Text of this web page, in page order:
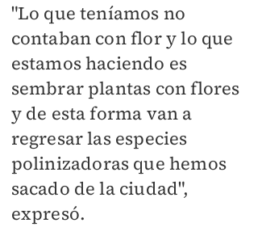
"Lo que teníamos no
contaban con flor y lo que
estamos haciendo es
sembrar plantas con flores
y de esta forma van a
regresar las especies
polinizadoras que hemos
sacado de la ciudad",
expresó.